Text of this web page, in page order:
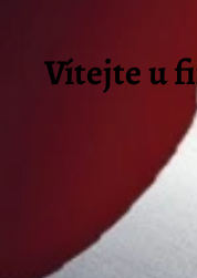
Vítejte u